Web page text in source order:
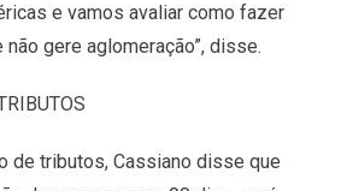
e vamos avaliar como fazer
gere aglomeração”, disse.
de tributos, Cassiano disse que